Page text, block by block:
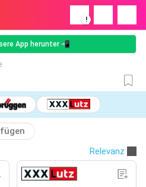
!
App herunter 📲
Relevanz